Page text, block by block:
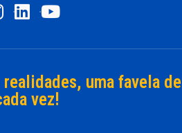
realidades, uma favela de
vez!